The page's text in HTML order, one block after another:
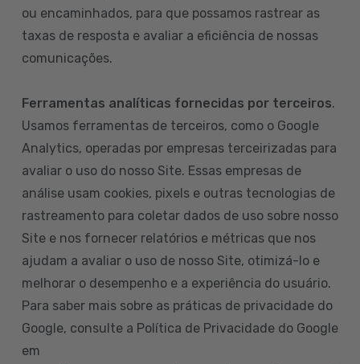
ou encaminhados, para que possamos rastrear as
taxas de resposta e avaliar a eficiência de nossas
comunicações.
Ferramentas analíticas fornecidas por terceiros.
Usamos ferramentas de terceiros, como o Google
Analytics, operadas por empresas terceirizadas para
avaliar o uso do nosso Site. Essas empresas de
análise usam cookies, pixels e outras tecnologias de
rastreamento para coletar dados de uso sobre nosso
Site e nos fornecer relatórios e métricas que nos
ajudam a avaliar o uso de nosso Site, otimizá-lo e
melhorar o desempenho e a experiência do usuário.
Para saber mais sobre as práticas de privacidade do
Google, consulte a Política de Privacidade do Google
em